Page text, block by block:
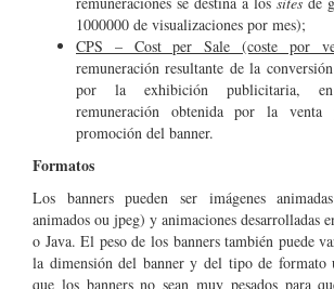
1000000 de visualizaciones por mes);
CPS – Cost per Sale (coste por
remuneración resultante de la
por la exhibición publicitaria, en
remuneración obtenida por la venta
promoción del banner.
Formatos
Los banners pueden ser imágenes
animados ou jpeg) y animaciones desarrolladas
o Java. El peso de los banners también puede
la dimensión del banner y del tipo de formato
que los banners no sean muy pesados para